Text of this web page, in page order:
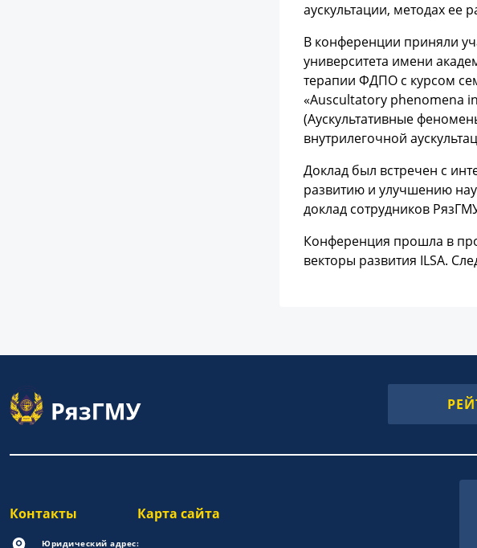
аускультации, методах ее
В конференции приняли
университета имени
терапии ФДПО с курсом
«Auscultatory phenomena
(Аускультативные
внутрилегочной
Доклад был встречен с
развитию и улучшению
доклад сотрудников
Конференция прошла в
векторы развития ILSA.
Контакты Карта сайта
Юридический адрес: